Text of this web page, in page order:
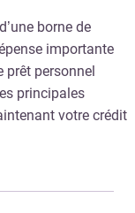
borne de
importante
prêt personnel
principales
votre crédit